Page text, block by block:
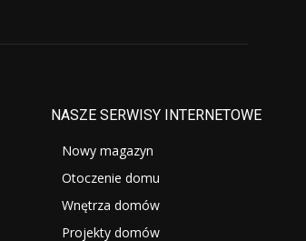
NASZE SERWISY INTERNETOWE
Nowy magazyn
Otoczenie domu
Wnętrza domów
Projekty domów